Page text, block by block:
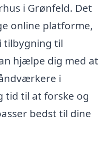
i Grønfeld. Det
online platforme,
tilbygning til
hjælpe dig med at
i
tid til at forske og
bedst til dine